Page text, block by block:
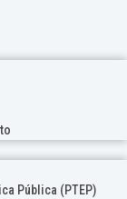
Pública (PTEP)